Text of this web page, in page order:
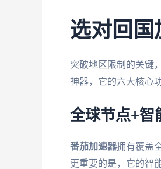
选对回国
突破地区限制的关键
神器，它的六大核心
全球节点+智
番茄加速器拥有覆盖
更重要的是，它的智